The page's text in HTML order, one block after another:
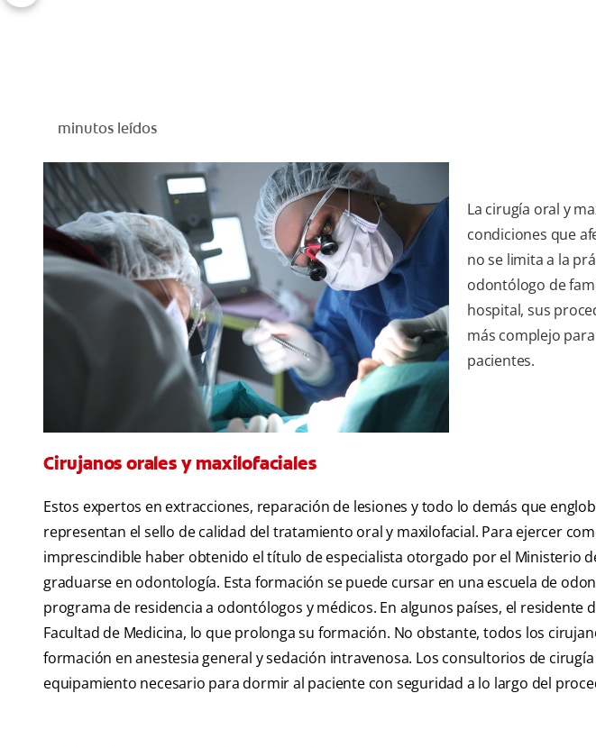
minutos leídos
La cirugía oral y
condiciones que
no se limita a la
odontólogo de
hospital, sus
más complejo
pacientes.
Cirujanos orales y maxilofaciales
Estos expertos en extracciones, reparación de lesiones y todo lo demás que
representan el sello de calidad del tratamiento oral y maxilofacial. Para ejercer
imprescindible haber obtenido el título de especialista otorgado por el Ministerio
graduarse en odontología. Esta formación se puede cursar en una escuela de
programa de residencia a odontólogos y médicos. En algunos países, el residente
Facultad de Medicina, lo que prolonga su formación. No obstante, todos los
formación en anestesia general y sedación intravenosa. Los consultorios de
equipamiento necesario para dormir al paciente con seguridad a lo largo del